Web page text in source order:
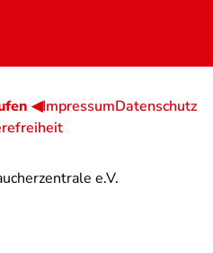
e.V.
◀ImpressumDatenschutz